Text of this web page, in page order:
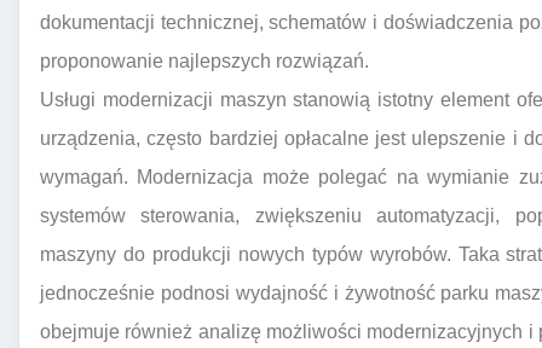
dokumentacji technicznej, schematów i doświadczenia
proponowanie najlepszych rozwiązań.
Usługi modernizacji maszyn stanowią istotny element
urządzenia, często bardziej opłacalne jest ulepszenie i
wymagań. Modernizacja może polegać na wymianie
systemów sterowania, zwiększeniu automatyzacji,
maszyny do produkcji nowych typów wyrobów. Taka
jednocześnie podnosi wydajność i żywotność parku
obejmuje również analizę możliwości modernizacyjnych i